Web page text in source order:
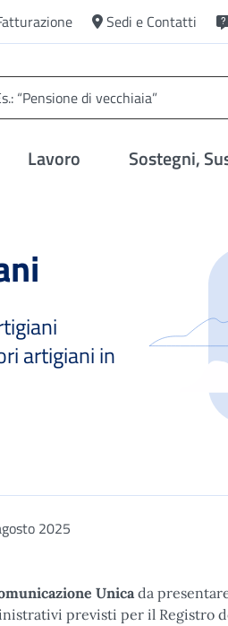
Sedi e Contatti
Lavoro Sostegni,
artigiani in
2025
Unicada
previsti per il Registro